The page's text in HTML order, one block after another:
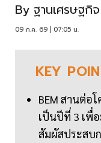
By ฐานเศรษฐกิจ
09 ก.ค. 69 | 07:05 น.
KEY
BEM สานต่อโ
เป็นปีที่ 3 เพื่
สัมผัสประสบ